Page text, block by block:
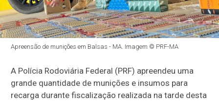
Apreensão de munições em Balsas - MA. Imagem © PRF-MA
A Polícia Rodoviária Federal (PRF) apreendeu uma
grande quantidade de munições e insumos para
recarga durante fiscalização realizada na tarde desta